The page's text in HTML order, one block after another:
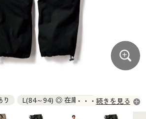
下着
ース服
ース下着
服
らのご注文
ース下着
制服
らのご注文
ゼント
L(84～94) ◎ 在庫あり
3L(110～120) × 完売
続きを見る